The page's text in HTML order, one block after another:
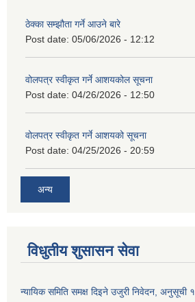
ठेक्का सम्झौता गर्ने आउने बारे
Post date: 05/06/2026 - 12:12
वोलपत्र स्वीकृत गर्ने आशयकोल सूचना
Post date: 04/26/2026 - 12:50
वोलपत्र स्वीकृत गर्ने आशयको सूचना
Post date: 04/25/2026 - 20:59
अन्य
विधुतीय शुसासन सेवा
न्यायिक समिति समक्ष दिइने उजुरी निवेदन, अनुसूची १